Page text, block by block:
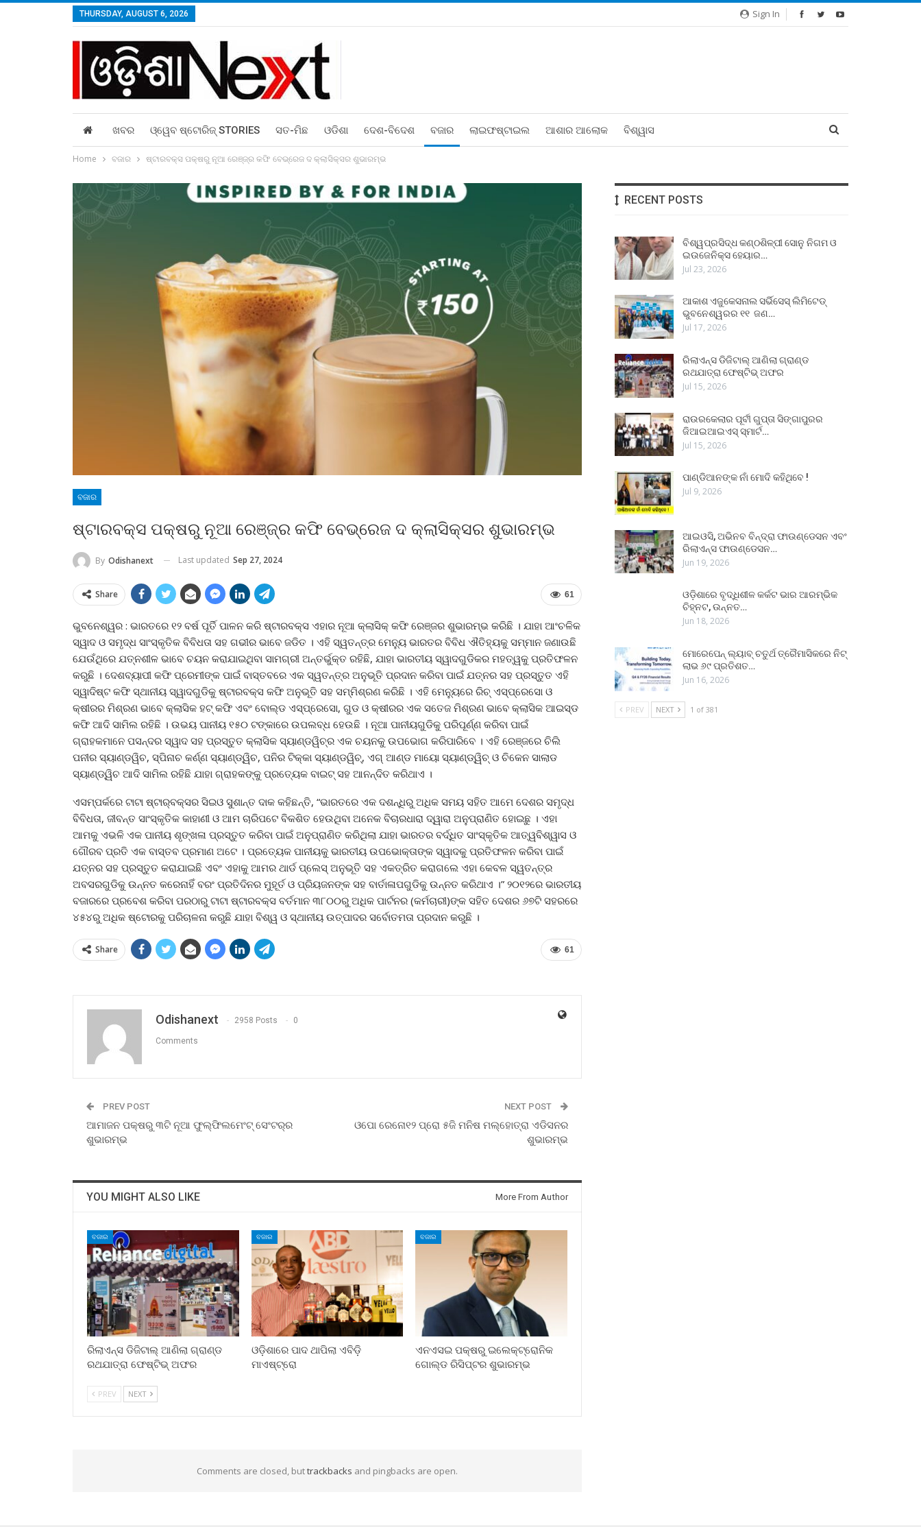
Sign In
THURSDAY, AUGUST 6, 2026
ଖବର ଓ୍ୱେବ ଷ୍ଟୋରିଜ୍‌ STORIES ସତ-ମିଛ ଓଡିଶା ଦେଶ-ବିଦେଶ ବଜାର ଲାଇଫଷ୍ଟାଇଲ ଆଶାର ଆଲୋକ ବିଶ୍ୱାସ
Home ବଜାର ଷ୍ଟାରବକ୍ସ ପକ୍ଷରୁ ନୂଆ ରେଞ୍ଜ୍‌ର କଫି ବେଭ୍‌ରେଜ ଦ କ୍ଲାସିକ୍ସର ଶୁଭାରମ୍ଭ
ବଜାର
ଷ୍ଟାରବକ୍ସ ପକ୍ଷରୁ ନୂଆ ରେଞ୍ଜ୍‌ର କଫି ବେଭ୍‌ରେଜ ଦ କ୍ଲାସିକ୍ସର ଶୁଭାରମ୍ଭ
By Odishanext Last updated Sep 27, 2024
61
Share
ଭୁବନେଶ୍ୱର : ଭାରତରେ ୧୨ ବର୍ଷ ପୂର୍ତି ପାଳନ କରି ଷ୍ଟାରବକ୍ସ ଏହାର ନୂଆ କ୍ଲାସିକ୍ କଫି ରେଞ୍ଜର ଶୁଭାରମ୍ଭ କରିଛି । ଯାହା ଆଂଚଳିକ
ସ୍ୱାଦ ଓ ସମୃଦ୍ଧ ସାଂସ୍କୃତିକ ବିବିଧତା ସହ ଗଭୀର ଭାବେ ଜଡିତ । ଏହି ସ୍ୱତନ୍ତ୍ର ମେନ୍ୟୁ ଭାରତର ବିବିଧ ଐତିହ୍ୟକୁ ସମ୍ମାନ ଜଣାଉଛି
ଯେଉଁଥିରେ ଯତ୍ନଶୀଳ ଭାବେ ଚୟନ କରାଯାଇଥିବା ସାମଗ୍ରୀ ଅନ୍ତର୍ଭୁକ୍ତ ରହିଛି, ଯାହା ଭାରତୀୟ ସ୍ୱାଦଗୁଡିକର ମହତ୍ୱକୁ ପ୍ରତିଫଳନ
କରୁଛି । ଦେଶବ୍ୟାପୀ କଫି ପ୍ରେମୀଙ୍କ ପାଇଁ ବାସ୍ତବରେ ଏକ ସ୍ୱତନ୍ତ୍ର ଅନୁଭୂତି ପ୍ରଦାନ କରିବା ପାଇଁ ଯତ୍ନର ସହ ପ୍ରସ୍ତୁତ ଏହି
ସ୍ୱାଦିଷ୍ଟ କଫି ସ୍ଥାନୀୟ ସ୍ୱାଦଗୁଡିକୁ ଷ୍ଟାରବକ୍ସ କଫି ଅନୁଭୂତି ସହ ସମ୍ମିଶ୍ରଣ କରିଛି । ଏହି ମେନ୍ୟୁରେ ରିଚ୍ ଏସ୍‌ପ୍ରେସୋ ଓ
କ୍ଷୀରର ମିଶ୍ରଣ ଭାବେ କ୍ଲାସିକ ହଟ୍ କଫି ଏବଂ ବୋଲ୍ଡ ଏସ୍‌ପ୍ରେସୋ, ଗୁଡ ଓ କ୍ଷୀରର ଏକ ସତେଜ ମିଶ୍ରଣ ଭାବେ କ୍ଲାସିକ ଆଇସ୍‌ଡ
କଫି ଆଦି ସାମିଲ ରହିଛି । ଉଭୟ ପାନୀୟ ୧୫୦ ଟଙ୍କାରେ ଉପଲବ୍ଧ ହେଉଛି । ନୂଆ ପାନୀୟଗୁଡିକୁ ପରିପୂର୍ଣ୍ଣ କରିବା ପାଇଁ
ଗ୍ରାହକମାନେ ପସନ୍ଦର ସ୍ୱାଦ ସହ ପ୍ରସ୍ତୁତ କ୍ଲାସିକ ସ୍ୟାଣ୍ଡୱିଚ୍‌ର ଏକ ଚୟନକୁ ଉପଭୋଗ କରିପାରିବେ । ଏହି ରେଞ୍ଜରେ ଚିଲି
ପନୀର ସ୍ୟାଣ୍ଡୱିଚ, ସ୍ପିନାଚ କର୍ଣ୍ଣ ସ୍ୟାଣ୍ଡ୍‌ୱିଚ, ପନିର ଟିକ୍କା ସ୍ୟାଣ୍ଡୱିଚ୍‌, ଏଗ୍ ଆଣ୍ଡ ମାୟୋ ସ୍ୟାଣ୍ଡ୍‌ୱିଚ୍ ଓ ଚିକେନ ସାଲାଡ
ସ୍ୟାଣ୍ଡ୍‌ୱିଚ ଆଦି ସାମିଲ ରହିଛି ଯାହା ଗ୍ରାହକଙ୍କୁ ପ୍ରତ୍ୟେକ ବାଇଟ୍ ସହ ଆନନ୍ଦିତ କରିଥାଏ ।
ଏସମ୍ପର୍କରେ ଟାଟା ଷ୍ଟାର୍‌ବକ୍ସର ସିଇଓ ସୁଶାନ୍ତ ଦାକ କହିଛନ୍ତି, “ଭାରତରେ ଏକ ଦଶନ୍ଧିରୁ ଅଧିକ ସମୟ ସହିତ ଆମେ ଦେଶର ସମୃଦ୍ଧ
ବିବିଧତା, ଜୀବନ୍ତ ସାଂସ୍କୃତିକ କାହାଣୀ ଓ ଆମ ଚାରିପଟେ ବିକଶିତ ହେଉଥିବା ଅନେକ ବିଚାରଧାରା ଦ୍ୱାରା ଅନୁପ୍ରାଣିତ ହୋଇଛୁ । ଏହା
ଆମକୁ ଏଭଳି ଏକ ପାନୀୟ ଶୃଙ୍ଖଳା ପ୍ରସ୍ତୁତ କରିବା ପାଇଁ ଅନୁପ୍ରାଣିତ କରିଥିଲା ଯାହା ଭାରତର ବର୍ଦ୍ଧିତ ସାଂସ୍କୃତିକ ଆତ୍ୱବିଶ୍ୱାସ ଓ
ଗୌରବ ପ୍ରତି ଏକ ବାସ୍ତବ ପ୍ରମାଣ ଅଟେ । ପ୍ରତ୍ୟେକ ପାନୀୟକୁ ଭାରତୀୟ ଉପଭୋକ୍ତାଙ୍କ ସ୍ୱାଦକୁ ପ୍ରତିଫଳନ କରିବା ପାଇଁ
ଯତ୍ନର ସହ ପ୍ରସ୍ତୁତ କରାଯାଇଛି ଏବଂ ଏହାକୁ ଆମର ଥାର୍ଡ ପ୍ଲେସ୍ ଅନୁଭୂତି ସହ ଏକତ୍ରିତ କରାଗଲେ ଏହା କେବଳ ସ୍ୱତନ୍ତ୍ର
ଅବସରଗୁଡିକୁ ଉନ୍ନତ କରେନାହିଁ ବରଂ ପ୍ରତିଦିନର ମୁହୂର୍ତ ଓ ପ୍ରିୟଜନଙ୍କ ସହ ବାର୍ତାଳାପଗୁଡିକୁ ଉନ୍ନତ କରିଥାଏ ।” ୨୦୧୨ରେ ଭାରତୀୟ
ବଜାରରେ ପ୍ରବେଶ କରିବା ପରଠାରୁ ଟାଟା ଷ୍ଟାରବକ୍ସ ବର୍ତମାନ ୩୮୦୦ରୁ ଅଧିକ ପାର୍ଟନର (କର୍ମଚାରୀ)ଙ୍କ ସହିତ ଦେଶର ୬୭ଟି ସହରରେ
୪୫୪ରୁ ଅଧିକ ଷ୍ଟୋରକୁ ପରିଚାଳନା କରୁଛି ଯାହା ବିଶ୍ୱ ଓ ସ୍ଥାନୀୟ ଉତ୍ପାଦର ସର୍ବୋତମତା ପ୍ରଦାନ କରୁଛି ।
61
Share
Odishanext 2958 Posts 0
Comments
PREV POST
ଆମାଜନ ପକ୍ଷରୁ ୩ଟି ନୂଆ ଫୁଲ୍‌ଫିଲମେଂଟ୍ ସେଂଟର୍‌ର
ଶୁଭାରମ୍ଭ
NEXT POST
ଓପୋ ରେନୋ୧୨ ପ୍ରୋ ୫ଜି ମନିଷ ମଲ୍‌ହୋତ୍ରା ଏଡିସନର
ଶୁଭାରମ୍ଭ
YOU MIGHT ALSO LIKE More From Author
ବଜାର
ରିଲାଏନ୍ସ ଡିଜିଟାଲ୍ ଆଣିଲା ଗ୍ରାଣ୍ଡ
ରଥଯାତ୍ରା ଫେଷ୍ଟିଭ୍ ଅଫର
ବଜାର
ଓଡ଼ିଶାରେ ପାଦ ଥାପିଲା ଏବିଡ଼ି
ମାଏଷ୍ଟ୍ରୋ
ବଜାର
ଏନଏସଇ ପକ୍ଷରୁ ଇଲେକ୍‌ଟ୍ରୋନିକ
ଗୋଲ୍ଡ ରିସିପ୍ଟର ଶୁଭାରମ୍ଭ
PREV NEXT
Comments are closed, buttrackbacks and pingbacks are open.
RECENT POSTS
ବିଶ୍ୱପ୍ରସିଦ୍ଧ କଣ୍ଠଶିଳ୍ପୀ ସୋନୁ ନିଗମ ଓ
ଇଉଜେନିକ୍ସ ହେୟାର…
Jul 23, 2026
ଆକାଶ ଏଜୁକେସନାଲ ସର୍ଭିସେସ୍ ଲିମିଟେଡ୍
ଭୁବନେଶ୍ୱରର ୧୧ ଜଣ…
Jul 17, 2026
ରିଲାଏନ୍ସ ଡିଜିଟାଲ୍ ଆଣିଲା ଗ୍ରାଣ୍ଡ
ରଥଯାତ୍ରା ଫେଷ୍ଟିଭ୍ ଅଫର
Jul 15, 2026
ରାଉରକେଲାର ପୂର୍ବୀ ଗୁପ୍ତା ସିଙ୍ଗାପୁରର
ଜିଆଇଆଇଏସ୍ ସ୍ମାର୍ଟ…
Jul 15, 2026
ପାଣ୍ଡିଆନଙ୍କ ନାଁ ମୋଦି କହିଥିବେ !
Jul 9, 2026
ଆଇଓସି, ଅଭିନବ ବିନ୍ଦ୍ରା ଫାଉଣ୍ଡେସନ ଏବଂ
ରିଲାଏନ୍ସ ଫାଉଣ୍ଡେସନ…
Jun 19, 2026
ଓଡ଼ିଶାରେ ବୃଦ୍ଧିଶୀଳ କର୍କଟ ଭାର ଆରମ୍ଭିକ
ଚିହ୍ନଟ, ଉନ୍ନତ…
Jun 18, 2026
ମୋରେପେନ୍ ଲ୍ୟାବ୍ ଚତୁର୍ଥ ତ୍ରୈମାସିକରେ ନିଟ୍
ଲାଭ ୬୯ ପ୍ରତିଶତ…
Jun 16, 2026
PREV NEXT 1 of 381